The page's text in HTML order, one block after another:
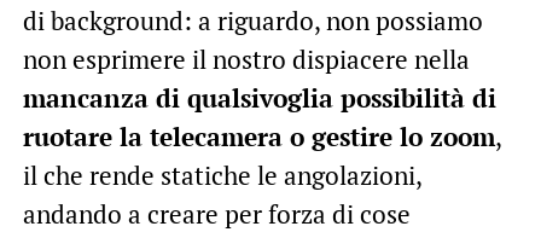
di background: a riguardo, non possiamo
non esprimere il nostro dispiacere nella
mancanza di qualsivoglia possibilità di
ruotare la telecamera o gestire lo zoom,
il che rende statiche le angolazioni,
andando a creare per forza di cose